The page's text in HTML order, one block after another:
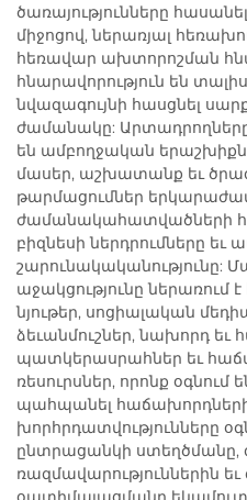
ծառայությունները
միջոցով, ներառյալ
հեռավար ախտորոշման
հնարավորություն են
նվազագույնի հասցնել
ժամանակը:
են ամբողջական
մասեր, աշխատանք եւ
թարմացումներ
ժամանակահատվածների
բիզնեսի ներդրումները
շարունակականությունը:
աջակցությունը ներառում
նյութեր, սոցիալական
ձեւանմուշներ, նախորդ եւ
պատկերասրահներ եւ
ռեսուրսներ, որոնք օգնում
պահպանել
խորհրդատվությունները
ընտրացանկի ստեղծմանը,
ռազմավարություններին